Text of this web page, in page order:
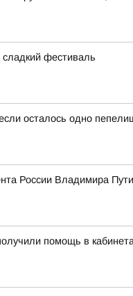
сладкий фестиваль
осталось одно
России Владимира
помощь в